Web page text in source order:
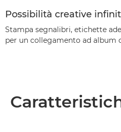
Possibilità creative
Stampa segnalibri, etichette
per un collegamento ad album